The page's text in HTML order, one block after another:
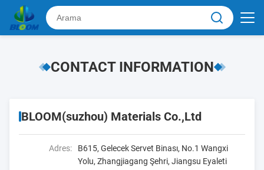
CONTACT INFORMATION
BLOOM(suzhou) Materials Co.,Ltd
Adres:
B615, Gelecek Servet Binası, No.1 Wangxi
Yolu, Zhangjiagang Şehri, Jiangsu Eyaleti